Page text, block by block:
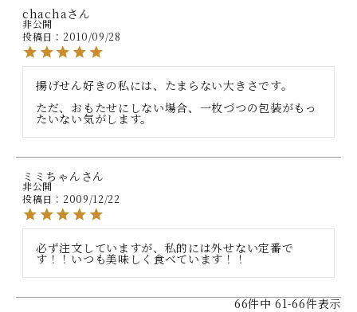
chacha
非公開
投稿日
2010/09/28
揚げせん好きの私には、たまらない大きさです。
ただ、おもたせにしない場合、一枚づつの包装がもっ
たいない気がします。
ミミちゃん
非公開
投稿日
2009/12/22
必ず注文していますが、私的には外せない定番で
す！！いつも美味しく食べています！！
66件中 61-66件表示